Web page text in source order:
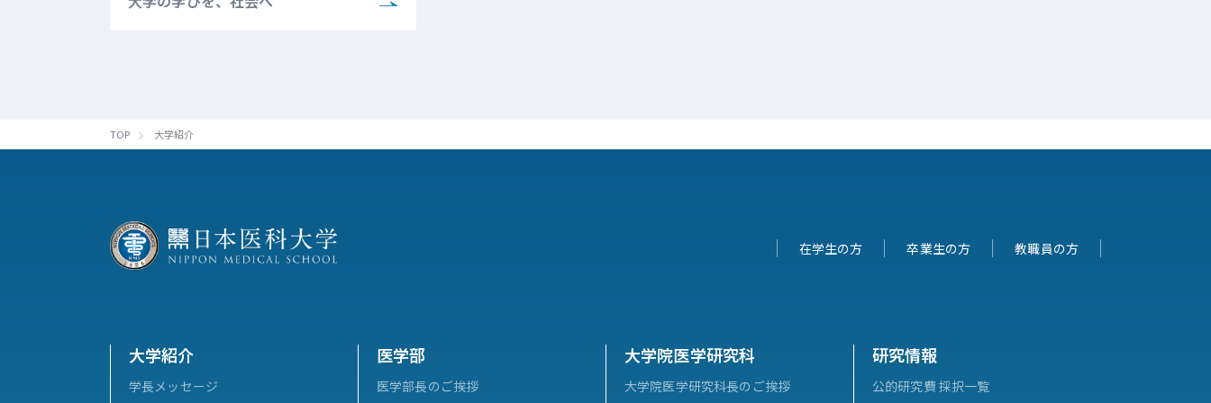
TOP 大学紹介
在学生の方 卒業生の方 教職員の方
大学紹介
学長メッセージ
医学部
医学部長のご挨拶
大学院医学研究科
大学院医学研究科長のご挨拶
研究情報
公的研究費 採択一覧